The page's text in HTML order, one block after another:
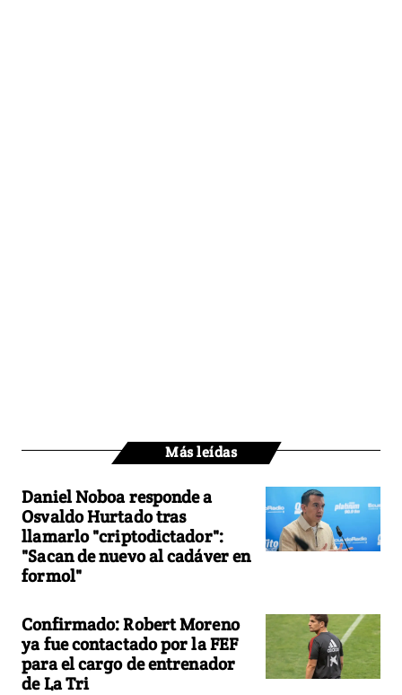
Más leídas
Daniel Noboa responde a
Osvaldo Hurtado tras
llamarlo "criptodictador":
"Sacan de nuevo al cadáver en
formol"
Confirmado: Robert Moreno
ya fue contactado por la FEF
para el cargo de entrenador
de La Tri